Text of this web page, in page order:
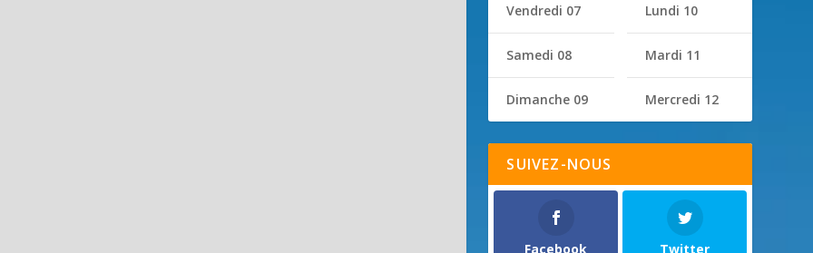
Vendredi 07
Samedi 08
Dimanche 09
Lundi 10
Mardi 11
Mercredi 12
SUIVEZ-NOUS
Facebook Twitter